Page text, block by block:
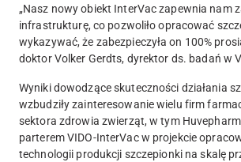
„Nasz nowy obiekt InterVac zapewnia nam
infrastrukturę, co pozwoliło opracować
wykazywać, że zabezpieczyła on 100%
doktor Volker Gerdts, dyrektor ds. badań w
Wyniki dowodzące skuteczności działania
wzbudziły zainteresowanie wielu firm
sektora zdrowia zwierząt, w tym
parterem VIDO-InterVac w projekcie
technologii produkcji szczepionki na skalę